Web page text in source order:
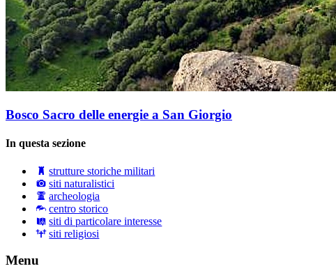
Bosco Sacro delle energie a San Giorgio
In questa sezione
strutture storiche militari
siti naturalistici
archeologia
centro storico
siti di particolare interesse
siti religiosi
Menu